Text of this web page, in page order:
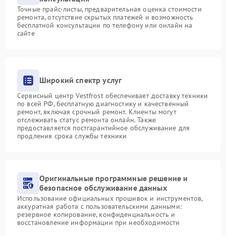
Точные прайс-листы, предварительная оценка стоимости
ремонта, отсутствие скрытых платежей и возможность
бесплатной консультации по телефону или онлайн на
сайте
Широкий спектр услуг
Сервисный центр Vestfrost обеспечивает доставку техники
по всей РФ, бесплатную диагностику и качественный
ремонт, включая срочный ремонт. Клиенты могут
отслеживать статус ремонта онлайн. Также
предоставляется постгарантийное обслуживание для
продления срока службы техники
Оригинальные программные решение и
безопасное обслуживание данных
Использование официальных прошивок и инструментов,
аккуратная работа с пользовательскими данными:
резервное копирование, конфиденциальность и
восстановление информации при необходимости